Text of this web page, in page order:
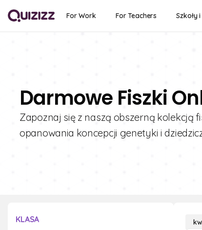
For Work For Teachers Szkoły
Darmowe Fiszki
Zapoznaj się z naszą obszerną kolekcją
opanowania koncepcji genetyki i
KLASA